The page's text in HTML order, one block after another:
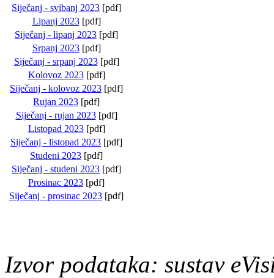
Siječanj - svibanj 2023 [pdf]
Lipanj 2023[pdf]
Siječanj - lipanj 2023 [pdf]
Srpanj 2023[pdf]
Siječanj - srpanj 2023[pdf]
Kolovoz 2023[pdf]
Siječanj - kolovoz 2023 [pdf]
Rujan 2023 [pdf]
Siječanj - rujan 2023[pdf]
Listopad 2023[pdf]
Siječanj - listopad 2023 [pdf]
Studeni 2023 [pdf]
Siječanj - studeni 2023 [pdf]
Prosinac 2023 [pdf]
Siječanj - prosinac 2023 [pdf]
Izvor podataka: sustav